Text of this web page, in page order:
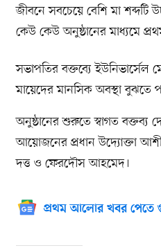
জীবনে সবচেয়ে বেশি মা শব্দটি
কেউ কেউ অনুষ্ঠানের মাধ্যমে
সভাপতির বক্তব্যে ইউনিভার্সেল
মায়েদের মানসিক অবস্থা বুঝতে
অনুষ্ঠানের শুরুতে স্বাগত বক্তব্য
আয়োজনের প্রধান উদ্যোক্তা
দত্ত ও ফেরদৌস আহমেদ।
প্রথম আলোর খবর পেতে